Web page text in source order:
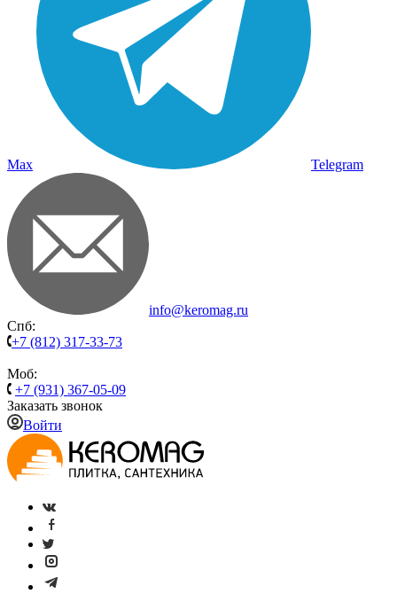
Max Telegram
info@keromag.ru
Спб:
+7 (812) 317-33-73
Моб:
+7 (931) 367-05-09
Заказать звонок
Войти